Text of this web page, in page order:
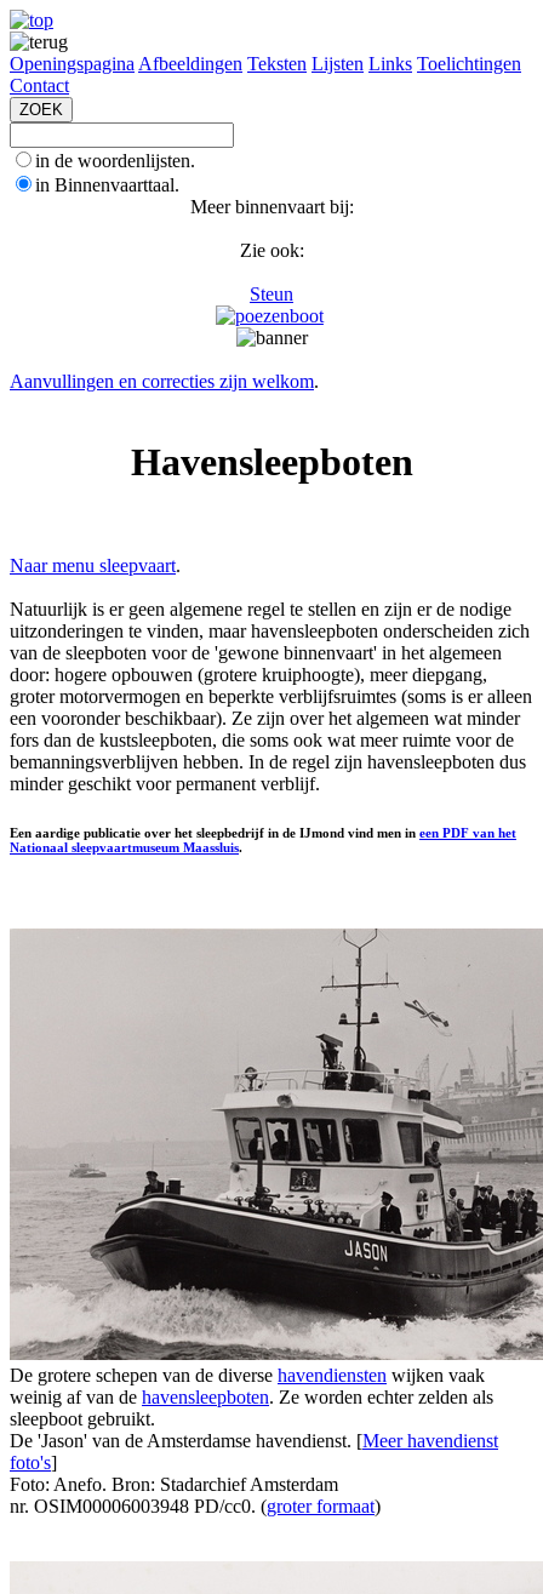
Openingspagina Afbeeldingen Teksten Lijsten Links Toelichtingen
Contact
in de woordenlijsten.
in Binnenvaarttaal.
Meer binnenvaart bij:
Zie ook:
Steun
Aanvullingen en correcties zijn welkom.
Havensleepboten
Naar menu sleepvaart.
Natuurlijk is er geen algemene regel te stellen en zijn er de nodige
uitzonderingen te vinden, maar havensleepboten onderscheiden zich
van de sleepboten voor de 'gewone binnenvaart' in het algemeen
door: hogere opbouwen (grotere kruiphoogte), meer diepgang,
groter motorvermogen en beperkte verblijfsruimtes (soms is er alleen
een vooronder beschikbaar). Ze zijn over het algemeen wat minder
fors dan de kustsleepboten, die soms ook wat meer ruimte voor de
bemanningsverblijven hebben. In de regel zijn havensleepboten dus
minder geschikt voor permanent verblijf.
Een aardige publicatie over het sleepbedrijf in de IJmond vind men in een PDF van het
Nationaal sleepvaartmuseum Maassluis.
De grotere schepen van de diverse havendiensten wijken vaak
weinig af van de havensleepboten. Ze worden echter zelden als
sleepboot gebruikt.
De 'Jason' van de Amsterdamse havendienst. [Meer havendienst
foto's]
Foto: Anefo. Bron: Stadarchief Amsterdam
nr. OSIM00006003948 PD/cc0. (groter formaat)